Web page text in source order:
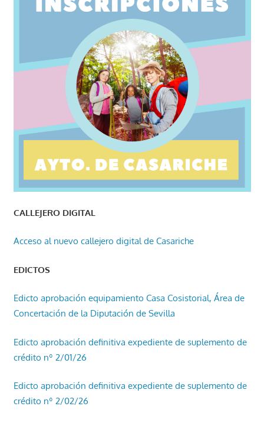
CALLEJERO DIGITAL
Acceso al nuevo callejero digital de Casariche
EDICTOS
Edicto aprobación equipamiento Casa Cosistorial, Área de
Concertación de la Diputación de Sevilla
Edicto aprobación definitiva expediente de suplemento de
crédito nº 2/01/26
Edicto aprobación definitiva expediente de suplemento de
crédito nº 2/02/26